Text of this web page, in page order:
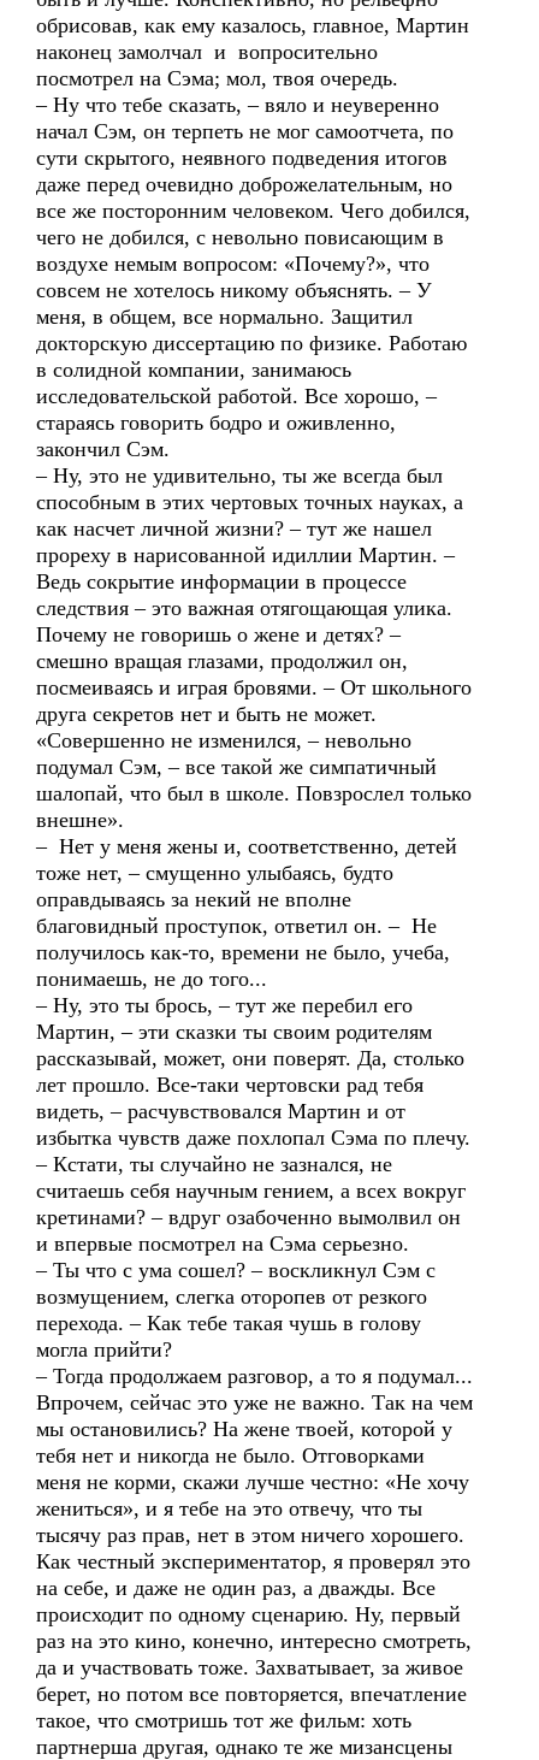
обрисовав, как ему казалось, главное, Мартин
наконец замолчал и вопросительно
посмотрел на Сэма; мол, твоя очередь.
– Ну что тебе сказать, – вяло и неуверенно
начал Сэм, он терпеть не мог самоотчета, по
сути скрытого, неявного подведения итогов
даже перед очевидно доброжелательным, но
все же посторонним человеком. Чего добился,
чего не добился, с невольно повисающим в
воздухе немым вопросом: «Почему?», что
совсем не хотелось никому объяснять. – У
меня, в общем, все нормально. Защитил
докторскую диссертацию по физике. Работаю
в солидной компании, занимаюсь
исследовательской работой. Все хорошо, –
стараясь говорить бодро и оживленно,
закончил Сэм.
– Ну, это не удивительно, ты же всегда был
способным в этих чертовых точных науках, а
как насчет личной жизни? – тут же нашел
прореху в нарисованной идиллии Мартин. –
Ведь сокрытие информации в процессе
следствия – это важная отягощающая улика.
Почему не говоришь о жене и детях? –
смешно вращая глазами, продолжил он,
посмеиваясь и играя бровями. – От школьного
друга секретов нет и быть не может.
«Совершенно не изменился, – невольно
подумал Сэм, – все такой же симпатичный
шалопай, что был в школе. Повзрослел только
внешне».
– Нет у меня жены и, соответственно, детей
тоже нет, – смущенно улыбаясь, будто
оправдываясь за некий не вполне
благовидный проступок, ответил он. – Не
получилось как-то, времени не было, учеба,
понимаешь, не до того...
– Ну, это ты брось, – тут же перебил его
Мартин, – эти сказки ты своим родителям
рассказывай, может, они поверят. Да, столько
лет прошло. Все-таки чертовски рад тебя
видеть, – расчувствовался Мартин и от
избытка чувств даже похлопал Сэма по плечу.
– Кстати, ты случайно не зазнался, не
считаешь себя научным гением, а всех вокруг
кретинами? – вдруг озабоченно вымолвил он
и впервые посмотрел на Сэма серьезно.
– Ты что с ума сошел? – воскликнул Сэм с
возмущением, слегка оторопев от резкого
перехода. – Как тебе такая чушь в голову
могла прийти?
– Тогда продолжаем разговор, а то я подумал...
Впрочем, сейчас это уже не важно. Так на чем
мы остановились? На жене твоей, которой у
тебя нет и никогда не было. Отговорками
меня не корми, скажи лучше честно: «Не хочу
жениться», и я тебе на это отвечу, что ты
тысячу раз прав, нет в этом ничего хорошего.
Как честный экспериментатор, я проверял это
на себе, и даже не один раз, а дважды. Все
происходит по одному сценарию. Ну, первый
раз на это кино, конечно, интересно смотреть,
да и участвовать тоже. Захватывает, за живое
берет, но потом все повторяется, впечатление
такое, что смотришь тот же фильм: хоть
партнерша другая, однако те же мизансцены